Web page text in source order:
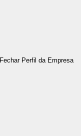
Fechar Perfil da Empresa